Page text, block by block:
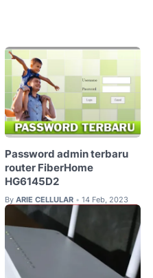
Password admin terbaru
router FiberHome
HG6145D2
By ARIE CELLULAR • 14 Feb, 2023